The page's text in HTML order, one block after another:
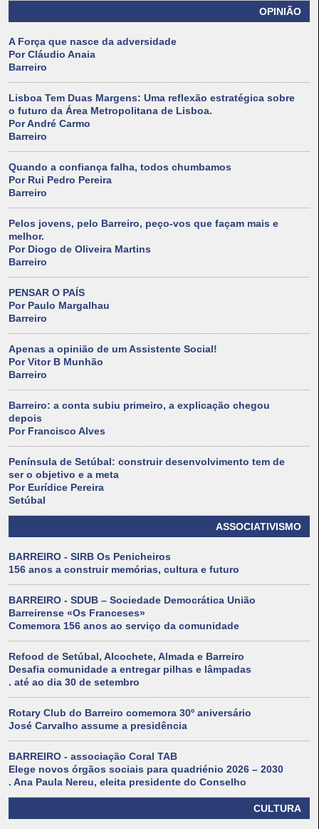
OPINIÃO
A Força que nasce da adversidade
Por Cláudio Anaia
Barreiro
Lisboa Tem Duas Margens: Uma reflexão estratégica sobre
o futuro da Área Metropolitana de Lisboa.
Por André Carmo
Barreiro
Quando a confiança falha, todos chumbamos
Por Rui Pedro Pereira
Barreiro
Pelos jovens, pelo Barreiro, peço-vos que façam mais e
melhor.
Por Diogo de Oliveira Martins
Barreiro
PENSAR O PAÍS
Por Paulo Margalhau
Barreiro
Apenas a opinião de um Assistente Social!
Por Vitor B Munhão
Barreiro
Barreiro: a conta subiu primeiro, a explicação chegou
depois
Por Francisco Alves
Península de Setúbal: construir desenvolvimento tem de
ser o objetivo e a meta
Por Eurídice Pereira
Setúbal
ASSOCIATIVISMO
BARREIRO - SIRB Os Penicheiros
156 anos a construir memórias, cultura e futuro
BARREIRO - SDUB – Sociedade Democrática União
Barreirense «Os Franceses»
Comemora 156 anos ao serviço da comunidade
Refood de Setúbal, Alcochete, Almada e Barreiro
Desafia comunidade a entregar pilhas e lâmpadas
. até ao dia 30 de setembro
Rotary Club do Barreiro comemora 30º aniversário
José Carvalho assume a presidência
BARREIRO - associação Coral TAB
Elege novos órgãos sociais para quadriénio 2026 – 2030
. Ana Paula Nereu, eleita presidente do Conselho
CULTURA